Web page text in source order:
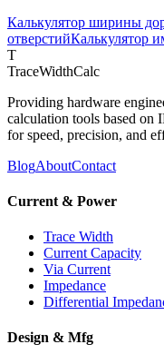
Калькулятор ширины
отверстийКалькулятор
T
TraceWidthCalc
Providing hardware
calculation tools based on
for speed, precision, and
BlogAboutContact
Current & Power
Trace Width
Current Capacity
Via Current
Impedance
Differential
Design & Mfg